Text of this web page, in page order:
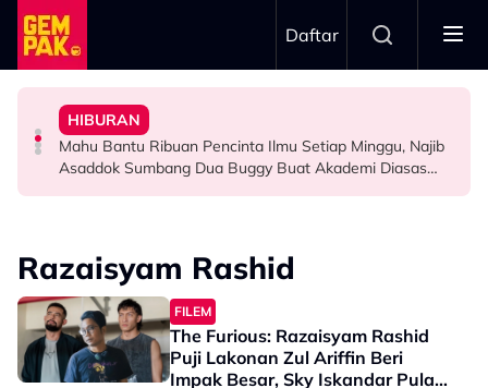
Skip to main content
Daftar
SELEBRITI
"Aku Ada Kisah Yang Satu Malaysia Pernah Tahu & Tak
Pernah Lupakan..." - Yassin Yahya
HIBURAN
Mahu Bantu Ribuan Pencinta Ilmu Setiap Minggu, Najib
Asaddok Sumbang Dua Buggy Buat Akademi Diasas
BERITA
Aliff Rakib Hadiah Rumah RM1 Juta Kepada Ibu Bapa
SELEBRITI
Big Stage Rocketfuel: Tiada Penyingkiran Selepas
Rieffa? Ini Respon Tuan Badan - "Saya Tiada Rasa Sakit
Hati Pun..."
Razaisyam Rashid
FILEM
The Furious: Razaisyam Rashid
Puji Lakonan Zul Ariffin Beri
Impak Besar, Sky Iskandar Pula